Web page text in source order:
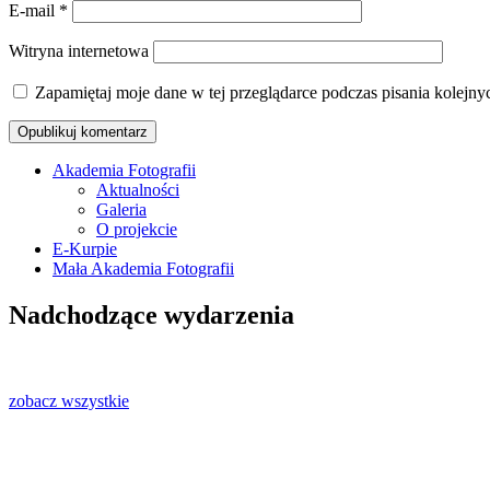
E-mail *
Witryna internetowa
Zapamiętaj moje dane w tej przeglądarce podczas pisania
Oficjalna strona internetowa
Akademia Fotografii
Aktualności
Galeria
O projekcie
E-Kurpie
Mała Akademia Fotografii
Nadchodzące wydarzenia
zobacz wszystkie